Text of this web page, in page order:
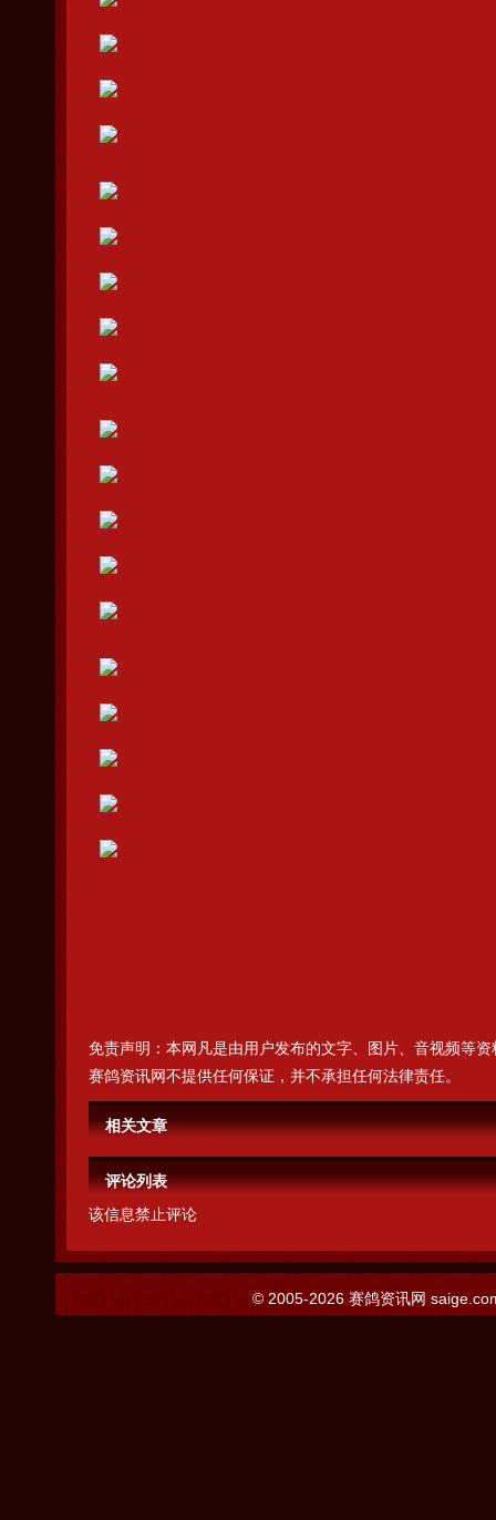
免责声明：本网凡是由用户发布的文字、图片、音视频等
赛鸽资讯网不提供任何保证，并不承担任何法律责任。
相关文章
评论列表
该信息禁止评论
© 2005-2026 赛鸽资讯网